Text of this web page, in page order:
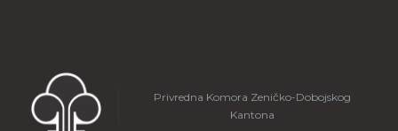
Privredna Komora Zeničko-Dobojskog
Kantona